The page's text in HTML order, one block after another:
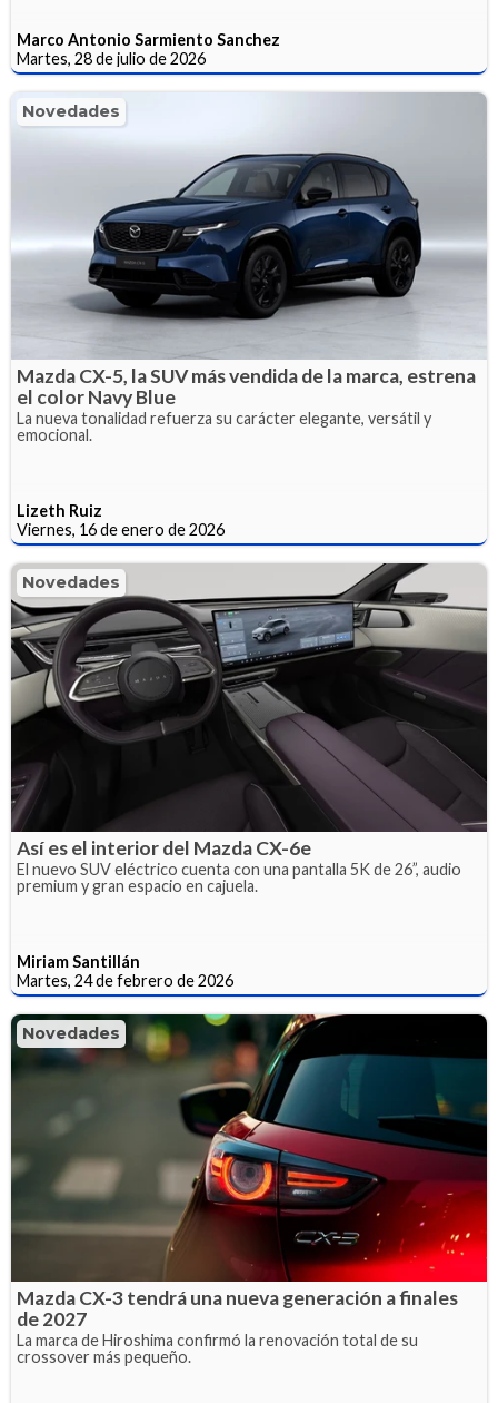
Marco Antonio Sarmiento Sanchez
Martes, 28 de julio de 2026
Novedades
Mazda CX-5, la SUV más vendida de la marca, estrena
el color Navy Blue
La nueva tonalidad refuerza su carácter elegante, versátil y
emocional.
Lizeth Ruiz
Viernes, 16 de enero de 2026
Novedades
Así es el interior del Mazda CX-6e
El nuevo SUV eléctrico cuenta con una pantalla 5K de 26”, audio
premium y gran espacio en cajuela.
Miriam Santillán
Martes, 24 de febrero de 2026
Novedades
Mazda CX-3 tendrá una nueva generación a finales
de 2027
La marca de Hiroshima confirmó la renovación total de su
crossover más pequeño.